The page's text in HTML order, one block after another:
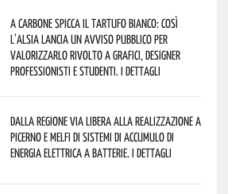
A Carbone spicca il tartufo bianco: così
l’Alsia lancia un avviso pubblico per
valorizzarlo rivolto a grafici, designer
professionisti e studenti. I dettagli
Dalla Regione via libera alla realizzazione a
Picerno e Melfi di sistemi di accumulo di
energia elettrica a batterie. I dettagli